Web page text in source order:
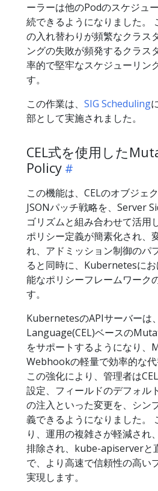
ーラーは他のPodのスケジュ
続できるようになりました。
の入れ替わりが頻繁なクラス
ングの失敗が頻発するクラス
率的で堅牢なスケジューリン
す。
この作業は、 SIG Scheduling
部として実施されました。
CEL式を使用した
Policy
この機能は、CELのオブジェ
JSONパッチ戦略を、Server
ゴリズムと組み合わせて活用
ポリシー定義が簡素化され、
れ、アドミッション制御のパ
ると同時に、Kubernetesに
能なポリシーフレームワーク
す。
KubernetesのAPIサーバーは
Language(CEL)ベースの
をサポートするようになり
Webhookの軽量で効率的な代
この強化により、管理者は
設定、フィールドのデフォル
の注入といった変更を、シン
義できるようになりました。
り、運用の複雑さが軽減さ
排除され、kube-apiserverと
で、より高速で信頼性の高い
実現します。